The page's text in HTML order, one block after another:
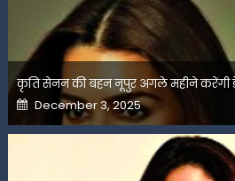
कृति सेनन की बहन नूपुर अगले महीने करेंगी
Posted
on
December 3, 2025